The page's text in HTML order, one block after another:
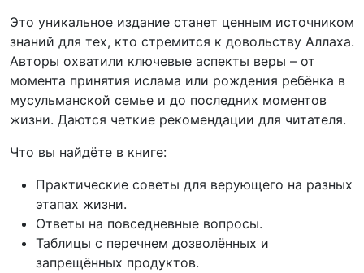
Это уникальное издание станет ценным источником
знаний для тех, кто стремится к довольству Аллаха.
Авторы охватили ключевые аспекты веры – от
момента принятия ислама или рождения ребёнка в
мусульманской семье и до последних моментов
жизни. Даются четкие рекомендации для читателя.
Что вы найдёте в книге:
Практические советы для верующего на разных
этапах жизни.
Ответы на повседневные вопросы.
Таблицы с перечнем дозволённых и
запрещённых продуктов.